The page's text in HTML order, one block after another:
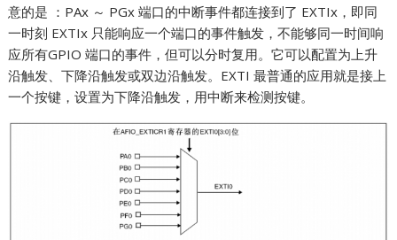
意的是 ：PAx ～ PGx 端口的中断事件都连接到了 EXTIx，即同
一时刻 EXTIx 只能响应一个端口的事件触发，不能够同一时间响
应所有GPIO 端口的事件，但可以分时复用。它可以配置为上升
沿触发、下降沿触发或双边沿触发。EXTI 最普通的应用就是接上
一个按键，设置为下降沿触发，用中断来检测按键。